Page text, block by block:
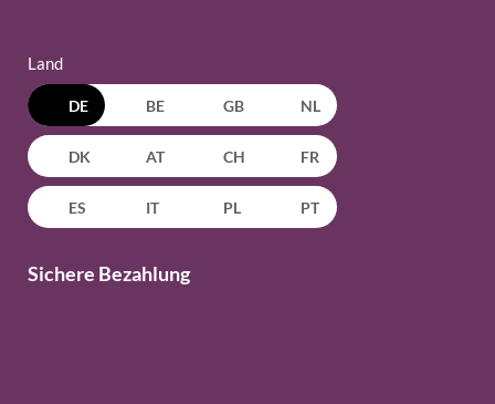
Land
DE BE GB NL
DK AT CH FR
ES IT PL PT
Sichere Bezahlung